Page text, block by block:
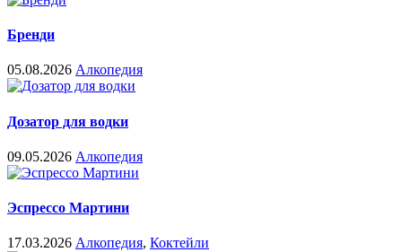
Бренди
05.08.2026 Алкопедия
Дозатор для водки
09.05.2026 Алкопедия
Эспрессо Мартини
17.03.2026 Алкопедия, Коктейли